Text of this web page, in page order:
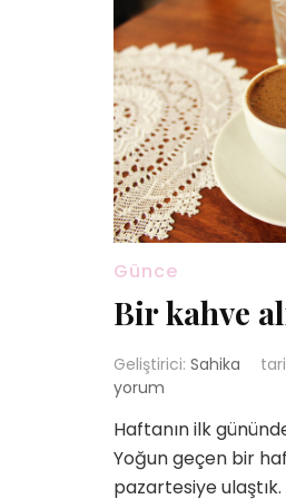
Günce
Bir kahve
Geliştirici: Sahika
yorum
Haftanın ilk
Yoğun geçen bir
pazartesiye